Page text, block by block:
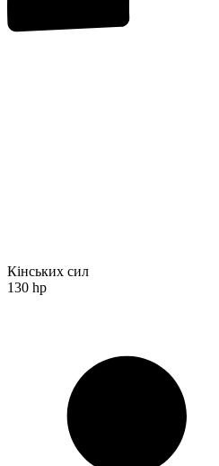
Кінських сил
130 hp